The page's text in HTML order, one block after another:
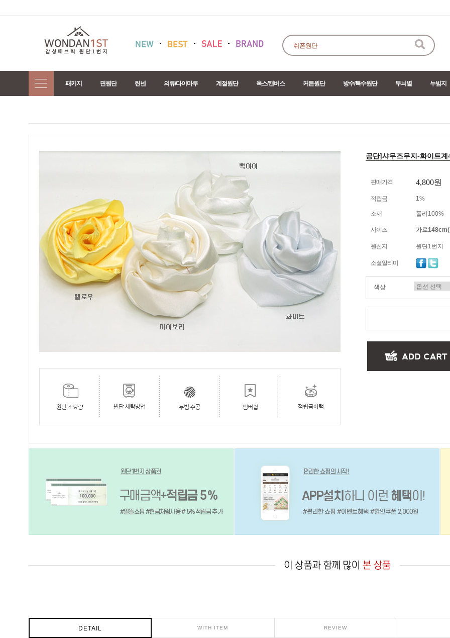
패키지 면원단 린넨 의류/다이마루 계절원단 옥스/캔버스 커튼원단 방수/특수원단 무늬별 누빔지
공단]샤무즈무지-화이트계
판매가격 4,800원
적립금 1%
소재 폴리100%
사이즈 가로
원산지 원단1번지
소셜알리미
색상
DETAIL WITH ITEM REVIEW